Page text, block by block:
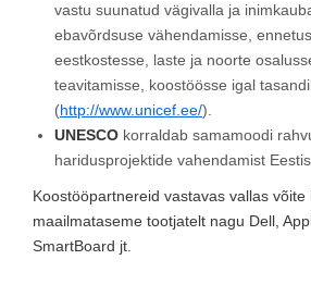
vastu suunatud vägivalla ja
ebavõrdsuse vähendamisse,
eestkostesse, laste ja noorte
teavitamisse, koostöösse igal
(http://www.unicef.ee/).
UNESCO korraldab samamoodi
haridusprojektide vahendamist
Koostööpartnereid vastavas vallas võite
maailmataseme tootjatelt nagu Dell,
SmartBoard jt.